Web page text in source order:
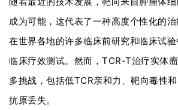
成为可能，这代表了一种高度个性化的
在世界各地的许多临床前研究和临床试
临床疗效测试。然而，TCR-T治疗实体
多挑战，包括低TCR亲和力、靶向毒性
抗原丢失。